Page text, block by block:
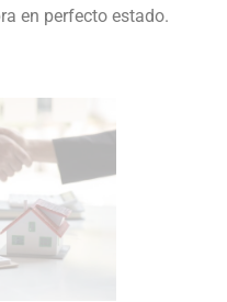
en perfecto estado.